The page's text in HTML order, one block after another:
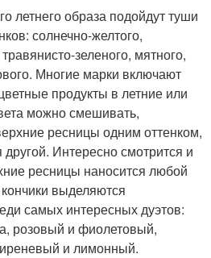
летнего образа подойдут туши
солнечно-желтого,
зеленого, мятного,
Многие марки включают
продукты в летние или
можно смешивать,
ресницы одним оттенком,
Интересно смотрится и
ресницы наносится любой
выделяются
самых интересных дуэтов:
розовый и фиолетовый,
и лимонный.